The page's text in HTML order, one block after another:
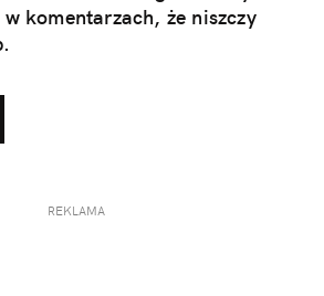
w komentarzach, że niszczy
REKLAMA